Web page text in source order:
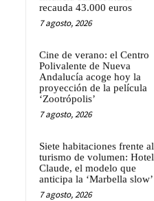
recauda 43.000 euros
7 agosto, 2026
Cine de verano: el Centro
Polivalente de Nueva
Andalucía acoge hoy la
proyección de la película
‘Zootrópolis’
7 agosto, 2026
Siete habitaciones frente al
turismo de volumen: Hotel
Claude, el modelo que
anticipa la ‘Marbella slow’
7 agosto, 2026